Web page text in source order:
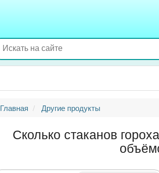
Главная Другие продукты
Сколько стаканов